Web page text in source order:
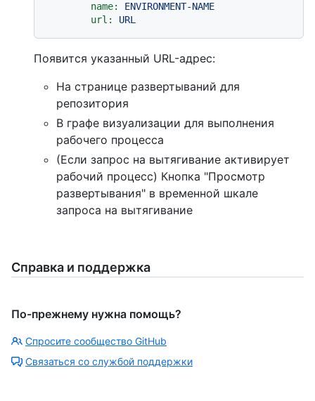
name:
ENVIRONMENT-NAME
url:
URL
Появится указанный URL-адрес:
На странице развертываний для
репозитория
В графе визуализации для выполнения
рабочего процесса
(Если запрос на вытягивание активирует
рабочий процесс) Кнопка "Просмотр
развертывания" в временной шкале
запроса на вытягивание
Справка и поддержка
По-прежнему нужна помощь?
Спросите сообщество GitHub
Связаться со службой поддержки